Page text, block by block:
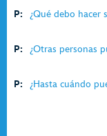
P: ¿Qué debo hacer
P: ¿Otras personas
P: ¿Hasta cuándo